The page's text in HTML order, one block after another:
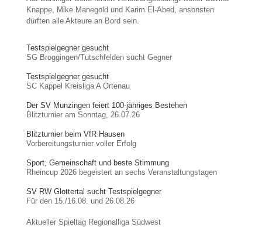
Knappe, Mike Manegold und Karim El-Abed, ansonsten
dürften alle Akteure an Bord sein.
Testspielgegner gesucht
SG Broggingen/Tutschfelden sucht Gegner
Testspielgegner gesucht
SC Kappel Kreisliga A Ortenau
Der SV Munzingen feiert 100-jähriges Bestehen
Blitzturnier am Sonntag, 26.07.26
Blitzturnier beim VfR Hausen
Vorbereitungsturnier voller Erfolg
Sport, Gemeinschaft und beste Stimmung
Rheincup 2026 begeistert an sechs Veranstaltungstagen
SV RW Glottertal sucht Testspielgegner
Für den 15./16.08. und 26.08.26
Aktueller Spieltag Regionalliga Südwest